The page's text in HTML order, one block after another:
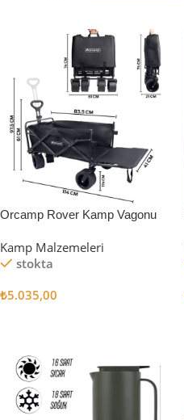
Orcamp Rover Kamp Vagonu
Kamp Malzemeleri
stokta
₺5.035,00